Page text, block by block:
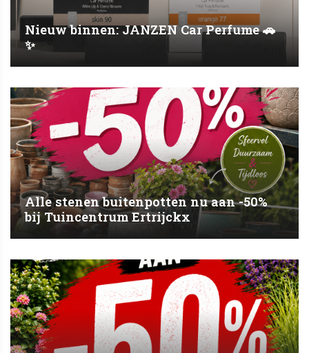
Nieuw binnen: JANZEN Car Perfume 🚗
✨
Alle stenen buitenpotten nu aan -50%
bij Tuincentrum Ertrijckx